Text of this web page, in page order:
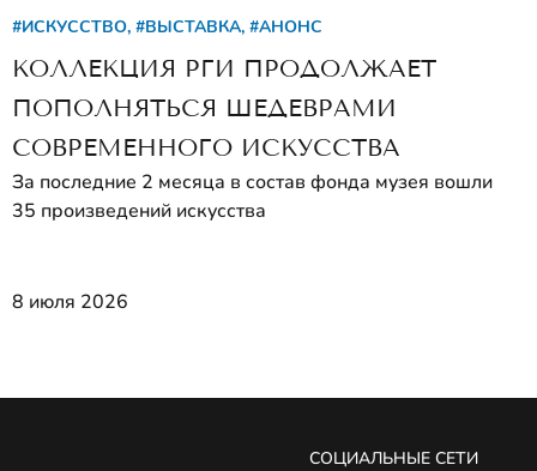
#ИСКУССТВО, #ВЫСТАВКА, #АНОНС
КОЛЛЕКЦИЯ РГИ ПРОДОЛЖАЕТ
ПОПОЛНЯТЬСЯ ШЕДЕВРАМИ
СОВРЕМЕННОГО ИСКУССТВА
За последние 2 месяца в состав фонда музея вошли
35 произведений искусства
8 июля 2026
СОЦИАЛЬНЫЕ СЕТИ